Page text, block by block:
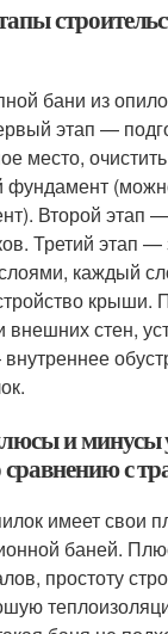
бани из
этап —
место,
фундамент
Второй этап
Третий этап —
каждый
крыши.
внешних стен,
и минусы
с
имеет свои
баней.
простоту